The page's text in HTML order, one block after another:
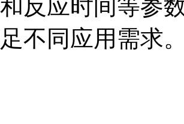
和反应时间等参
足不同应用需求。